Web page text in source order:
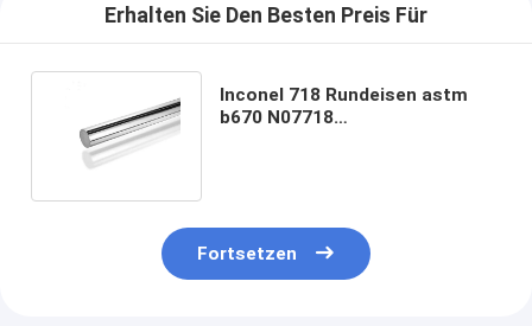
Erhalten Sie Den Besten Preis Für
Inconel 718 Rundeisen astm
b670 N07718
Fortsetzen